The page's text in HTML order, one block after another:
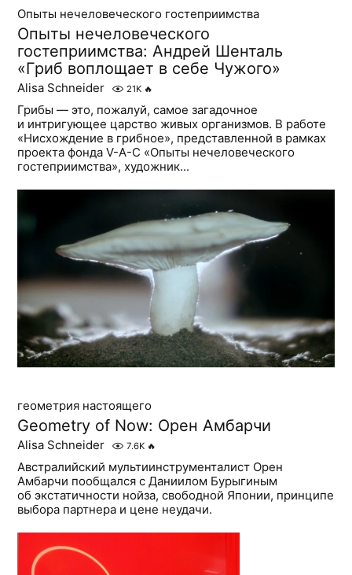
Опыты нечеловеческого гостеприимства
Опыты нечеловеческого
гостеприимства: Андрей Шенталь
«Гриб воплощает в себе Чужого»
Alisa Schneider 21K 🔥
Грибы — это, пожалуй, самое загадочное
и интригующее царство живых организмов. В работе
«Нисхождение в грибное», представленной в рамках
проекта фонда V-A-C «Опыты нечеловеческого
гостеприимства», художник...
геометрия настоящего
Geometry of Now: Орен Амбарчи
Alisa Schneider 7.6K 🔥
Австралийский мультиинструменталист Орен
Амбарчи пообщался с Даниилом Бурыгиным
об экстатичности нойза, свободной Японии, принципе
выбора партнера и цене неудачи.